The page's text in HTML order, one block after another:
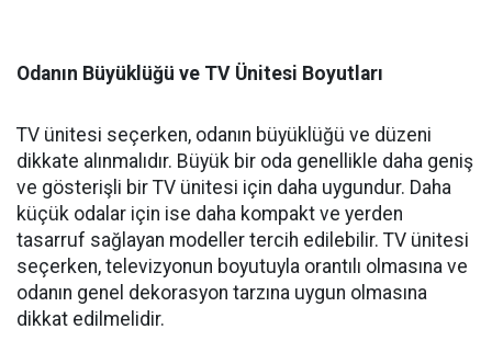
Odanın Büyüklüğü ve TV Ünitesi Boyutları
TV ünitesi seçerken, odanın büyüklüğü ve düzeni
dikkate alınmalıdır. Büyük bir oda genellikle daha geniş
ve gösterişli bir TV ünitesi için daha uygundur. Daha
küçük odalar için ise daha kompakt ve yerden
tasarruf sağlayan modeller tercih edilebilir. TV ünitesi
seçerken, televizyonun boyutuyla orantılı olmasına ve
odanın genel dekorasyon tarzına uygun olmasına
dikkat edilmelidir.